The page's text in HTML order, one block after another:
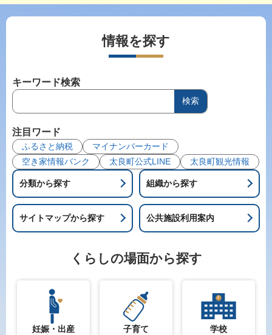
情報を探す
キーワード検索
注目ワード
ふるさと納税
マイナンバーカード
空き家情報バンク
太良町公式LINE 太良町観光情報
分類から探す 組織から探す
サイトマップから探す 公共施設利用案内
くらしの場面から探す
妊娠・出産 子育て 学校